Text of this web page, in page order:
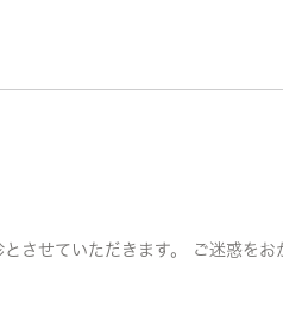
させていただきます。 ご迷惑をお